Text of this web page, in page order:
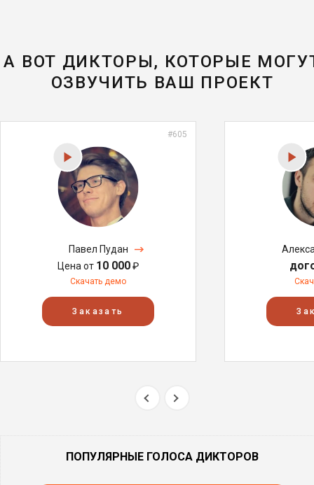
А ВОТ ДИКТОРЫ, КОТОРЫЕ
ОЗВУЧИТЬ ВАШ ПРОЕКТ
#605
Павел Пудан
Цена от 10 000₽
Скачать демо
Заказать
ПОПУЛЯРНЫЕ ГОЛОСА ДИКТОРОВ